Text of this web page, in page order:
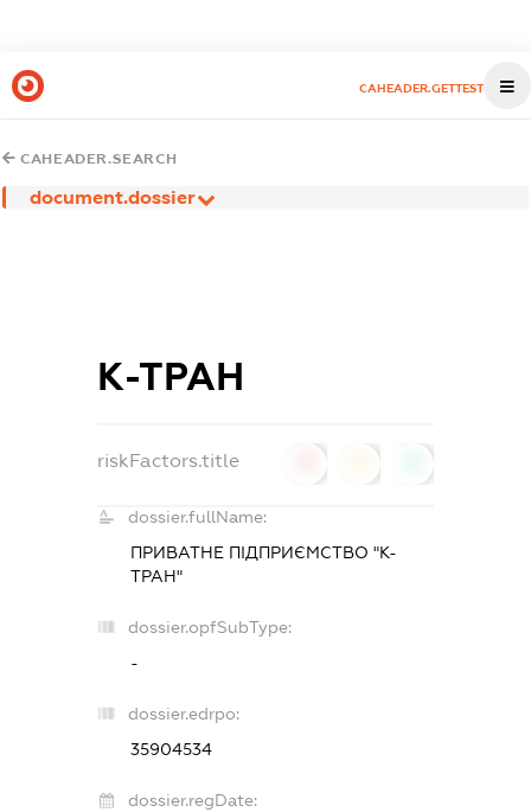
CAHEADER.GETTEST
CAHEADER.SEARCH
document.dossier
К-ТРАН
riskFactors.title
dossier.fullName:
ПРИВАТНЕ ПІДПРИЄМСТВО "К-
ТРАН"
dossier.opfSubType:
-
dossier.edrpo:
35904534
dossier.regDate: